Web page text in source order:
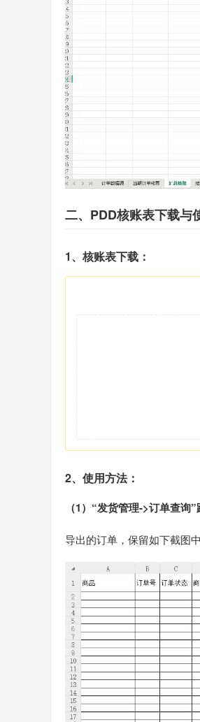
二、PDD核账表下载与
1、核账表下载：
2、使用方法：
（1）“发货管理->订单查询
导出的订单，保留如下截图